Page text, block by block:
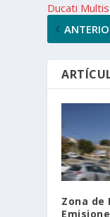
Ducati
Zona de